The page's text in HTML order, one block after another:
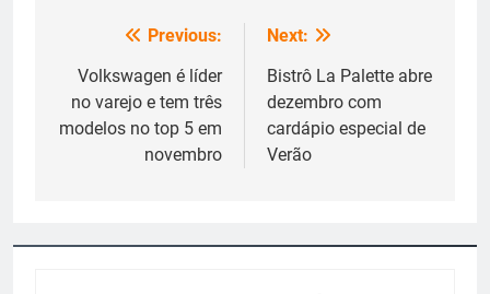
Navegação
de
Post
Previous:
Volkswagen é líder
no varejo e tem três
modelos no top 5 em
novembro
Next:
Bistrô La Palette abre
dezembro com
cardápio especial de
Verão